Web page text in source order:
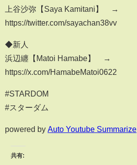
上谷沙弥【Saya Kamitani】 →
https://twitter.com/sayachan38vv
◆新人
浜辺纏【Matoi Hamabe】 →
https://x.com/HamabeMatoi0622
#STARDOM
#スターダム
powered by Auto Youtube Summarize
共有: